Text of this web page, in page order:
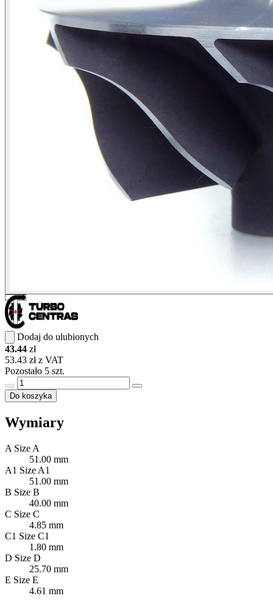
Dodaj do ulubionych
43.44 zł
53.43 zł z VAT
Pozostało 5 szt.
Do koszyka
Wymiary
A Size A
51.00 mm
A1 Size A1
51.00 mm
B Size B
40.00 mm
C Size C
4.85 mm
C1 Size C1
1.80 mm
D Size D
25.70 mm
E Size E
4.61 mm